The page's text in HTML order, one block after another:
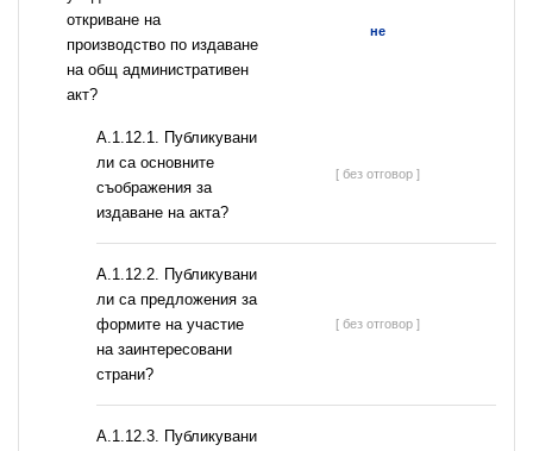
откриване на
производство по издаване
на общ административен
акт?
не
А.1.12.1. Публикувани
ли са основните
съображения за
издаване на акта?
[ без отговор ]
А.1.12.2. Публикувани
ли са предложения за
формите на участие
на заинтересовани
страни?
[ без отговор ]
А.1.12.3. Публикувани